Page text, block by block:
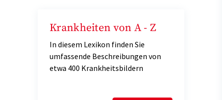
Krankheiten von A - Z
In diesem Lexikon finden Sie
umfassende Beschreibungen von
etwa 400 Krankheitsbildern